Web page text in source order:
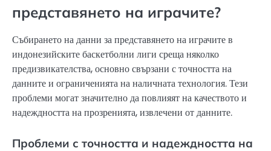
представянето на играчите?
Събирането на данни за представянето на играчите в
индонезийските баскетболни лиги среща няколко
предизвикателства, основно свързани с точността на
данните и ограниченията на наличната технология. Тези
проблеми могат значително да повлияят на качеството и
надеждността на прозренията, извлечени от данните.
Проблеми с точността и надеждността на